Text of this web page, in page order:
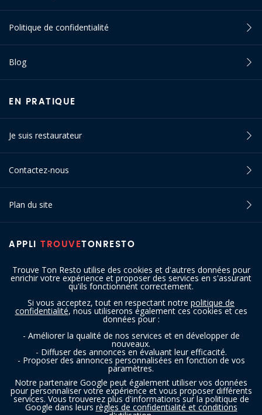
Trouve Ton Resto utilise des cookies et d'autres données pour
enrichir votre expérience et proposer des services en s'assurant
qu'ils fonctionnent correctement.
Si vous acceptez, tout en respectant notre politique de
confidentialité, nous utiliserons également ces cookies et ces
données pour :
- Améliorer la qualité de nos services et en développer de
nouveaux.
- Diffuser des annonces en évaluant leur efficacité.
- Proposer des annonces personnalisées en fonction de vos
paramètres.
Notre partenaire Google peut également utiliser vos données
pour personnaliser votre expérience et vous proposer différents
services. Vous trouverez plus d'informations sur la politique de
Google dans leurs règles de confidentialité et conditions
APPLI TROUVETONRESTO
Politique de confidentialité
Blog
EN PRATIQUE
Je suis restaurateur
Contactez-nous
Plan du site
SUIVEZ-NOUS
Copyright © 2016 - 2026 trouvetonresto.be ‐ Tous droits réservés | JDC